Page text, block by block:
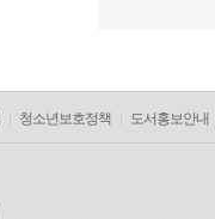
청소년보호정책 도서홍보안내